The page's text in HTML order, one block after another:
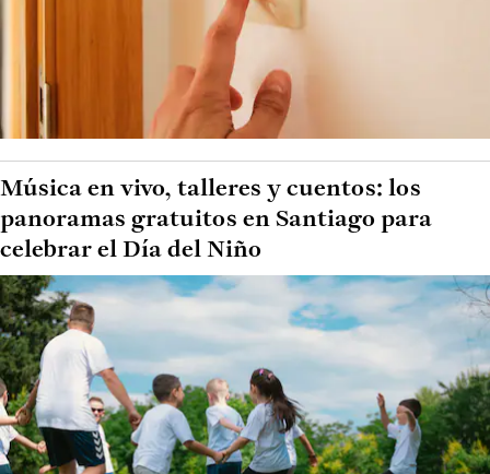
Música en vivo, talleres y cuentos: los
panoramas gratuitos en Santiago para
celebrar el Día del Niño